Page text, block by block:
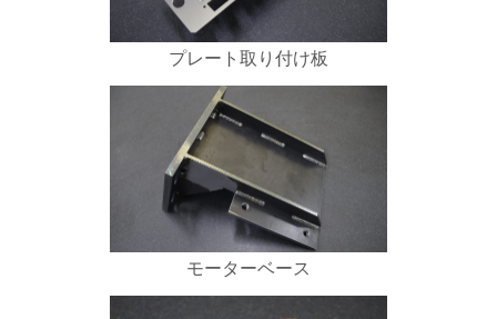
プレート取り付け板
モーターベース